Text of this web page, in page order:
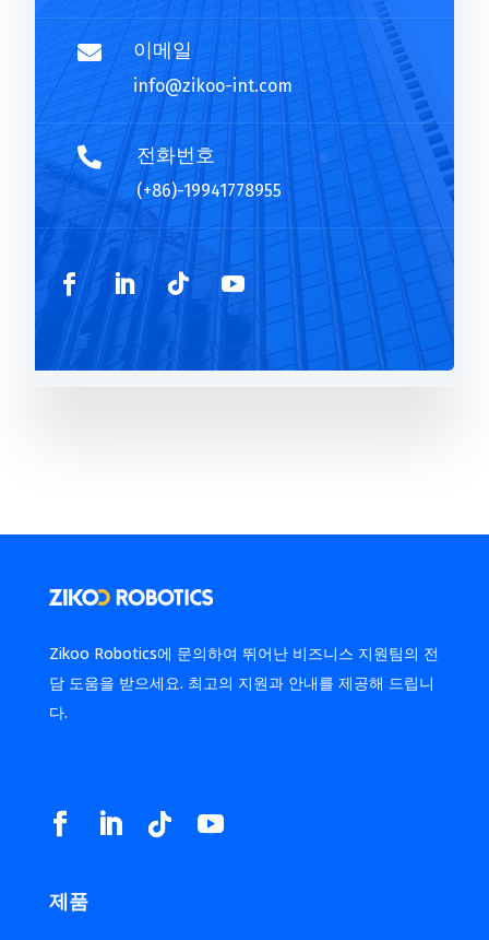
 이메일
info@zikoo-int.com
 전화번호
(+86)-19941778955
Zikoo Robotics에 문의하여 뛰어난 비즈니스 지원팀의 전
담 도움을 받으세요. 최고의 지원과 안내를 제공해 드립니
다.
제품